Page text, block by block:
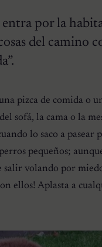
entra por la
del camino
pizca de comida o
sofá, la cama o la
lo saco a pasear
pequeños;
salir volando por
ellos! Aplasta a